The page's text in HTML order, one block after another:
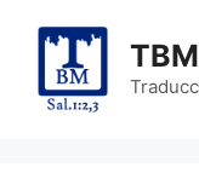
content
TBM